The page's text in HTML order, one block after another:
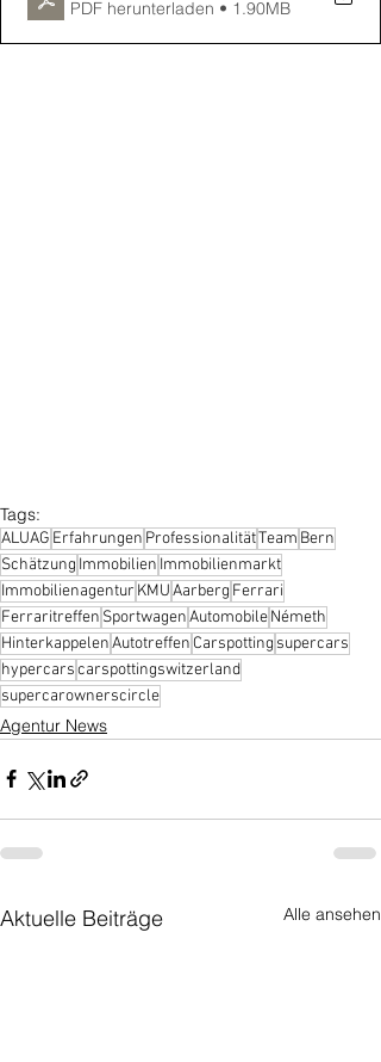
PDF herunterladen • 1.90MB
Tags:
ALUAG Erfahrungen ProfessionalitätTeam Bern
Schätzung Immobilien Immobilienmarkt
Immobilienagentur KMUAarberg Ferrari
Ferraritreffen SportwagenAutomobileNémeth
HinterkappelenAutotreffen Carspotting supercars
hypercarscarspottingswitzerland
supercarownerscircle
Agentur News
Aktuelle Beiträge Alle ansehen